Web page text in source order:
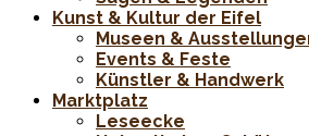
Kunst & Kultur der Eifel
Museen &
Events & Feste
Künstler & Handwerk
Marktplatz
Leseecke